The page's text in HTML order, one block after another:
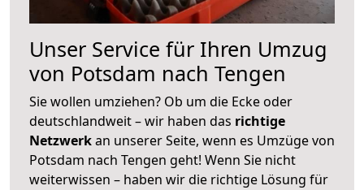
Unser Service für Ihren Umzug
von Potsdam nach Tengen
Sie wollen umziehen? Ob um die Ecke oder
deutschlandweit – wir haben das richtige
Netzwerkan unserer Seite, wenn es Umzüge von
Potsdam nach Tengen geht! Wenn Sie nicht
weiterwissen – haben wir die richtige Lösung für